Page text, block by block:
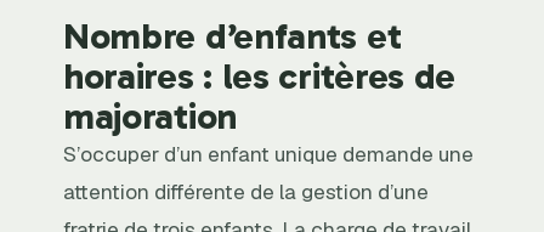
Nombre d’enfants et
horaires : les critères de
majoration
S’occuper d’un enfant unique demande une
attention différente de la gestion d’une